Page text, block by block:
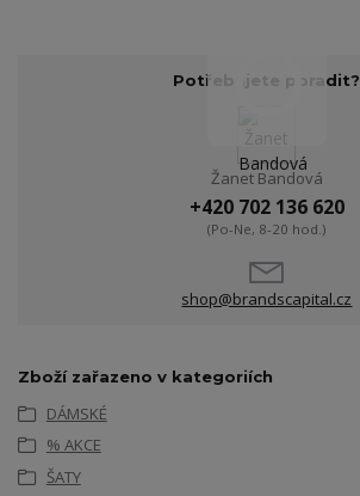
Potřebujete poradit?
Žanet Bandová
+420 702 136 620
(Po-Ne, 8-20 hod.)
shop@brandscapital.cz
Zboží zařazeno v kategoriích
DÁMSKÉ
% AKCE
ŠATY